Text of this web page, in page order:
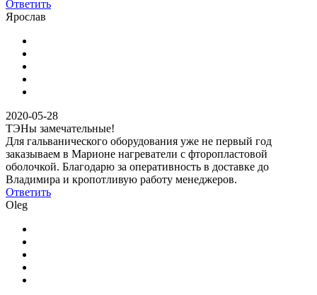
Ответить
Ярослав
2020-05-28
ТЭНы замечательные!
Для гальванического оборудования уже не первый год
заказываем в Марионе нагреватели с фторопластовой
оболочкой. Благодарю за оперативность в доставке до
Владимира и кропотливую работу менеджеров.
Ответить
Oleg